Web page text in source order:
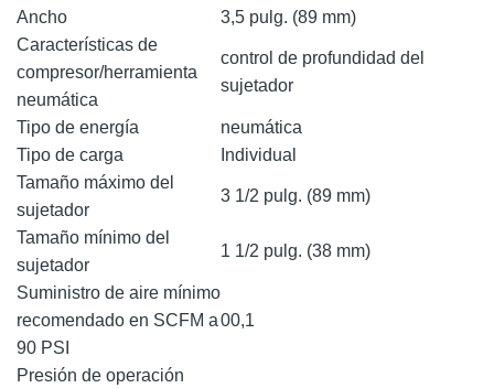
Ancho
3,5 pulg. (89 mm)
Características de
compresor/herramienta
neumática
control de profundidad del
sujetador
Tipo de energía
neumática
Tipo de carga
Individual
Tamaño máximo del
sujetador
3 1/2 pulg. (89 mm)
Tamaño mínimo del
sujetador
1 1/2 pulg. (38 mm)
Suministro de aire mínimo
recomendado en SCFM a
90 PSI
00,1
Presión de operación